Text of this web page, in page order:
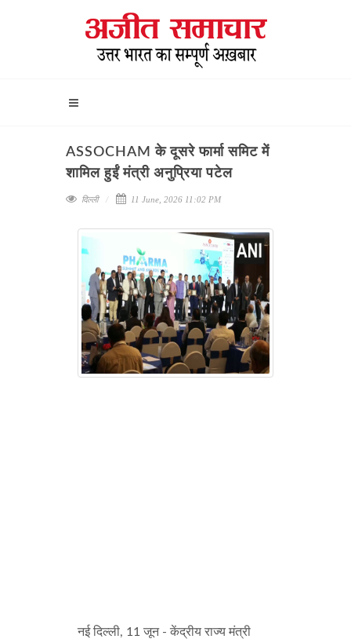
ASSOCHAM के दूसरे फार्मा समिट में
शामिल हुईं मंत्री अनुप्रिया पटेल
दिल्ली 11 June, 2026 11:02 PM
नई दिल्ली, 11 जून - केंद्रीय राज्य मंत्री